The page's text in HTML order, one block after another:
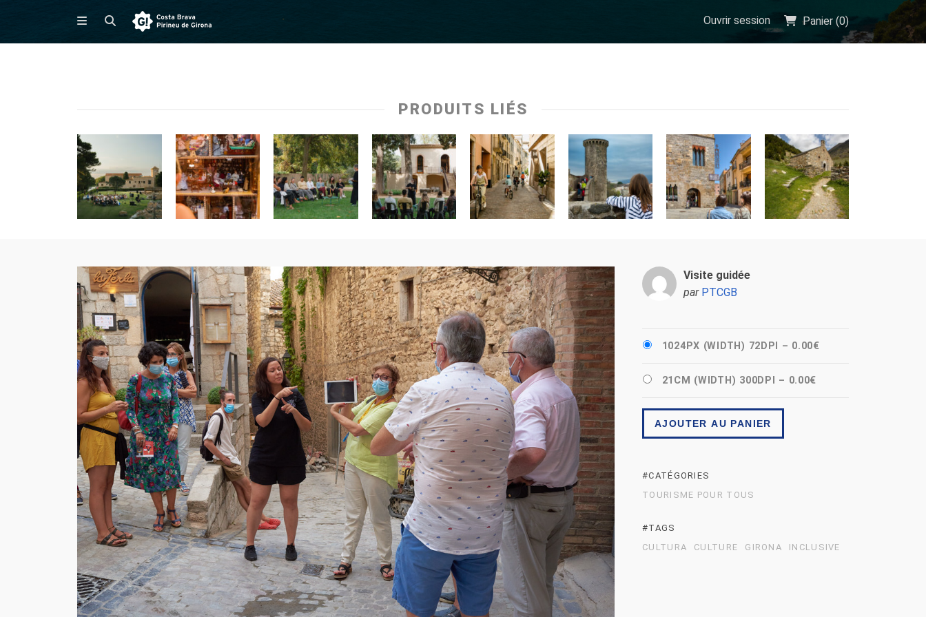
Ouvrir session Panier (0)
PRODUITS LIÉS
Visite guidée
par PTCGB
1024PX (WIDTH) 72DPI – 0.00€
21CM (WIDTH) 300DPI – 0.00€
AJOUTER AU PANIER
#CATÉGORIES
TOURISME POUR TOUS
#TAGS
CULTURA
CULTURE GIRONA INCLUSIVE